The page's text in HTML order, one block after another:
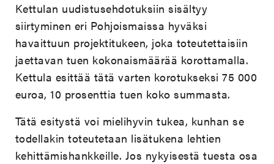
Kettulan uudistusehdotuksiin sisältyy
siirtyminen eri Pohjoismaissa hyväksi
havaittuun projektitukeen, joka toteutettaisiin
jaettavan tuen kokonaismäärää korottamalla.
Kettula esittää tätä varten korotukseksi 75 000
euroa, 10 prosenttia tuen koko summasta.
Tätä esitystä voi mielihyvin tukea, kunhan se
todellakin toteutetaan lisätukena lehtien
kehittämishankkeille. Jos nykyisestä tuesta osa